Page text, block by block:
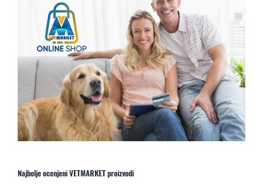
Najbolje ocenjeni VETMARKET proizvodi